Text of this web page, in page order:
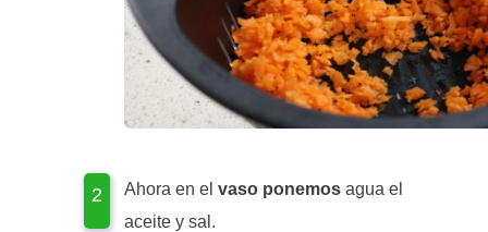
Ahora en el vaso ponemos agua el
aceite y sal.